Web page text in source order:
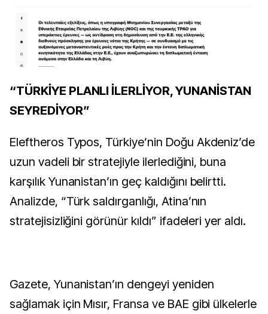
“TÜRKİYE PLANLI İLERLİYOR, YUNANİSTAN
SEYREDİYOR”
Eleftheros Typos, Türkiye’nin Doğu Akdeniz’de
uzun vadeli bir stratejiyle ilerlediğini, buna
karşılık Yunanistan’ın geç kaldığını belirtti.
Analizde, “Türk saldırganlığı, Atina’nın
stratejisizliğini görünür kıldı” ifadeleri yer aldı.
Gazete, Yunanistan’ın dengeyi yeniden
sağlamak için Mısır, Fransa ve BAE gibi ülkelerle